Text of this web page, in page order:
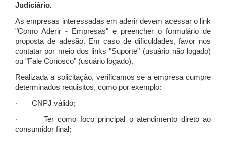
Judiciário.
As empresas interessadas em aderir devem acessar o link
"Como Aderir - Empresas" e preencher o formulário de
proposta de adesão. Em caso de dificuldades, favor nos
contatar por meio dos links "Suporte" (usuário não logado)
ou "Fale Conosco" (usuário logado).
Realizada a solicitação, verificamos se a empresa cumpre
determinados requisitos, como por exemplo:
· CNPJ válido;
· Ter como foco principal o atendimento direto ao
consumidor final;